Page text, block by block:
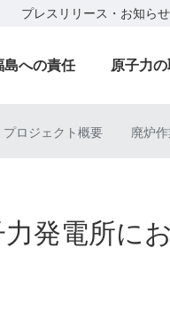
プレスリリース・お知らせ
島への責任 原子力
プロジェクト概要 廃炉
発電所に